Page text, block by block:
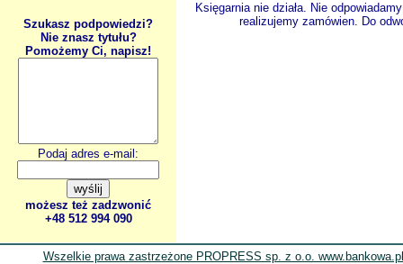
Szukasz podpowiedzi?
Nie znasz tytułu?
Pomożemy Ci, napisz!
Podaj adres e-mail:
możesz też zadzwonić
+48 512 994 090
Księgarnia nie działa. Nie
realizujemy zamówien. Do
Wszelkie prawa zastrzeżone PROPRESS sp. z o.o.